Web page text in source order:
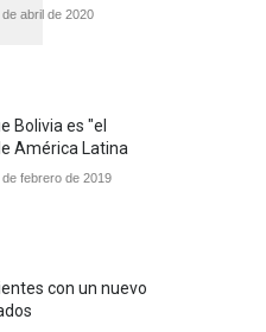
de abril de 2020
Bolivia es "el
América Latina
de febrero de 2019
con un nuevo